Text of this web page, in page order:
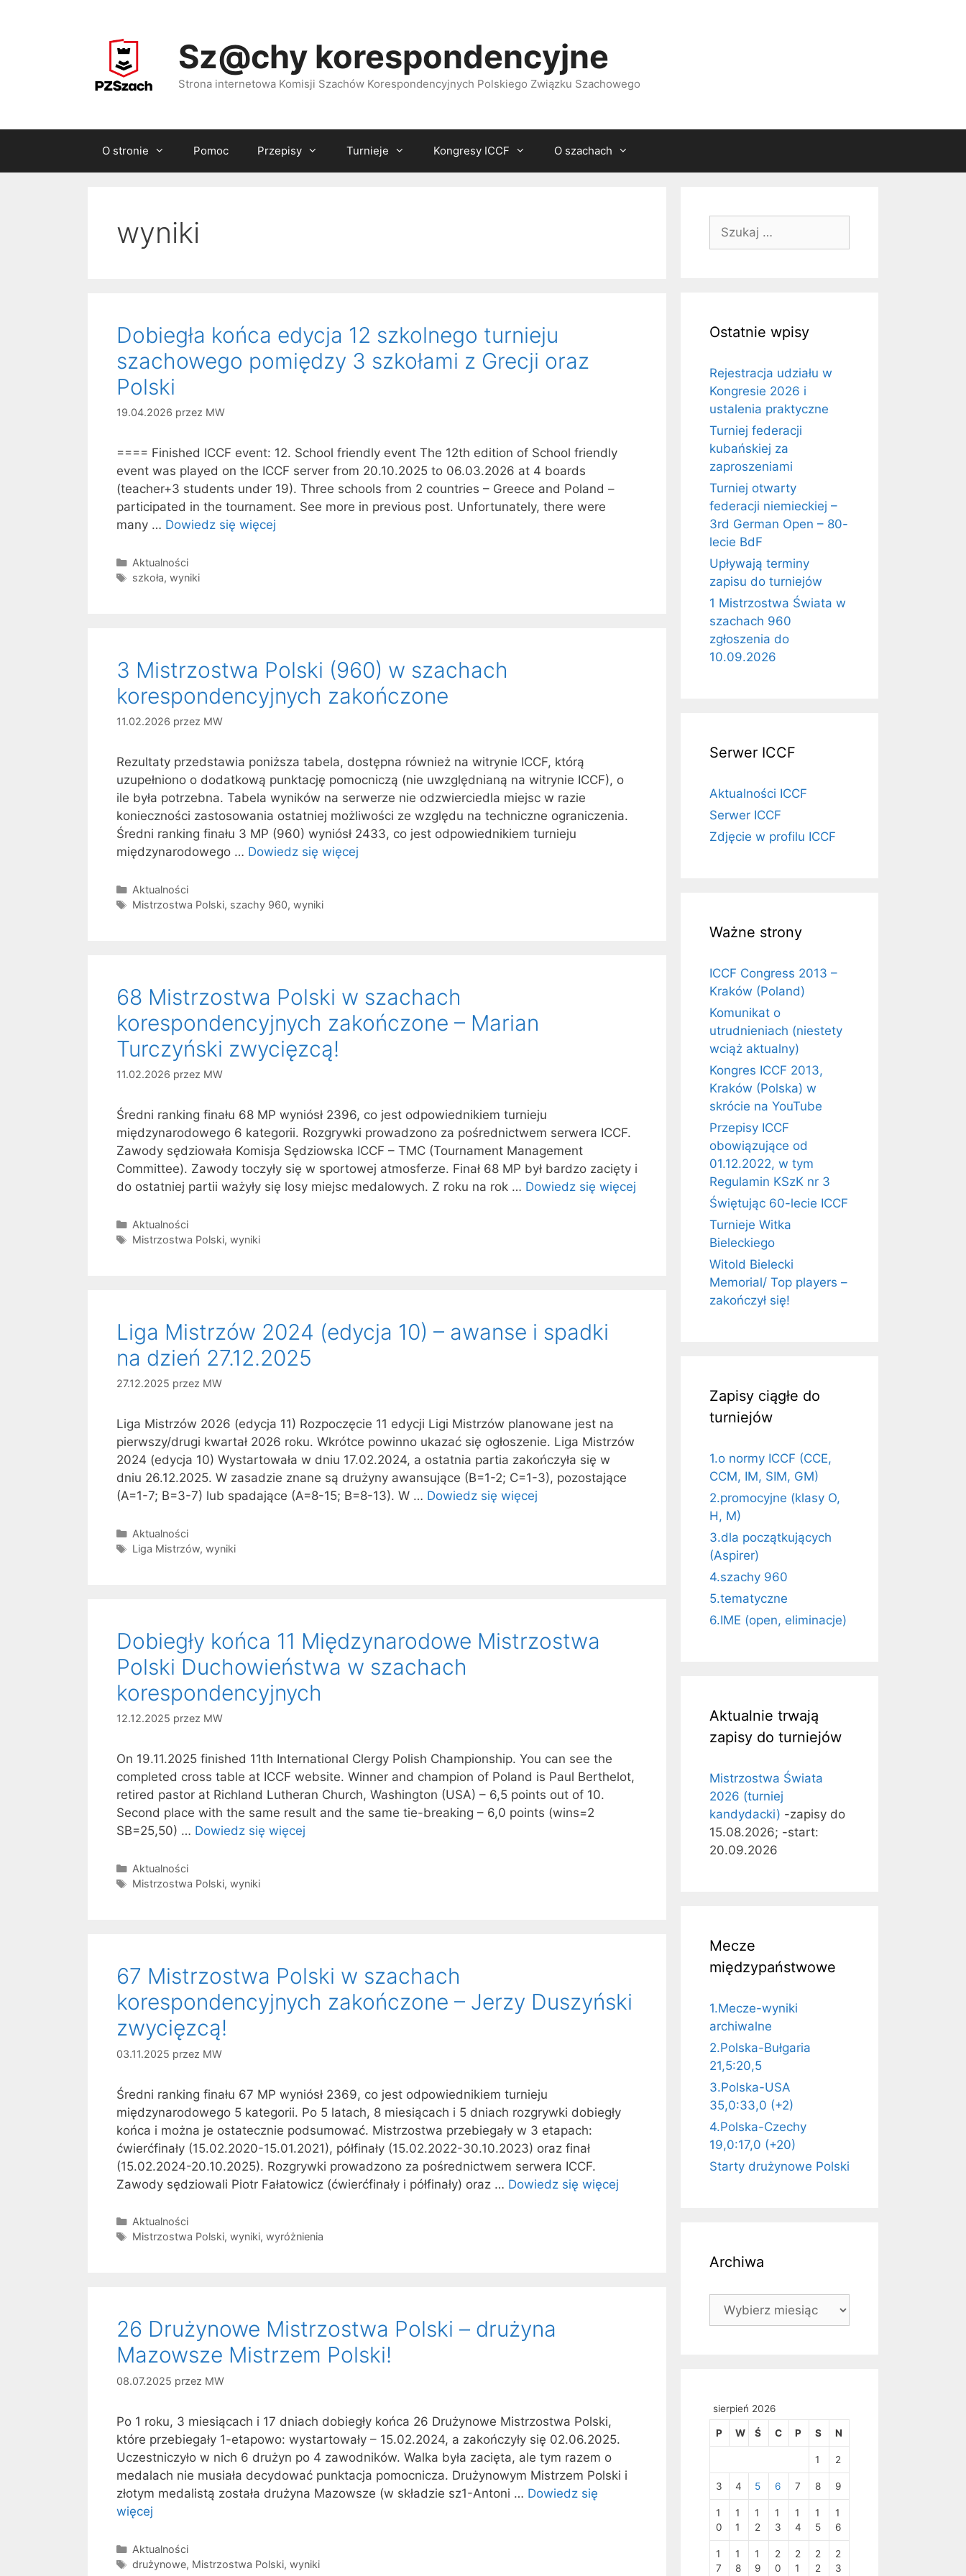
Sz@chy korespondencyjne
Strona internetowa Komisji Szachów Korespondencyjnych Polskiego Związku Szachowego
O stronie Pomoc Przepisy Turnieje Kongresy ICCF O szachach
wyniki
Dobiegła końca edycja 12 szkolnego turnieju
szachowego pomiędzy 3 szkołami z Grecji oraz
Polski
19.04.2026 przez MW
==== Finished ICCF event: 12. School friendly event The 12th edition of School friendly
event was played on the ICCF server from 20.10.2025 to 06.03.2026 at 4 boards
(teacher+3 students under 19). Three schools from 2 countries – Greece and Poland –
participated in the tournament. See more in previous post. Unfortunately, there were
many … Dowiedz się więcej
Kategorie
Aktualności
Tagi
szkoła, wyniki
3 Mistrzostwa Polski (960) w szachach
korespondencyjnych zakończone
11.02.2026 przez MW
Rezultaty przedstawia poniższa tabela, dostępna również na witrynie ICCF, którą
uzupełniono o dodatkową punktację pomocniczą (nie uwzględnianą na witrynie ICCF), o
ile była potrzebna. Tabela wyników na serwerze nie odzwierciedla miejsc w razie
konieczności zastosowania ostatniej możliwości ze względu na techniczne ograniczenia.
Średni ranking finału 3 MP (960) wyniósł 2433, co jest odpowiednikiem turnieju
międzynarodowego … Dowiedz się więcej
Kategorie
Aktualności
Tagi
Mistrzostwa Polski, szachy 960, wyniki
68 Mistrzostwa Polski w szachach
korespondencyjnych zakończone – Marian
Turczyński zwycięzcą!
11.02.2026 przez MW
Średni ranking finału 68 MP wyniósł 2396, co jest odpowiednikiem turnieju
międzynarodowego 6 kategorii. Rozgrywki prowadzono za pośrednictwem serwera ICCF.
Zawody sędziowała Komisja Sędziowska ICCF – TMC (Tournament Management
Committee). Zawody toczyły się w sportowej atmosferze. Finał 68 MP był bardzo zacięty i
do ostatniej partii ważyły się losy miejsc medalowych. Z roku na rok … Dowiedz się więcej
Kategorie
Aktualności
Tagi
Mistrzostwa Polski, wyniki
Liga Mistrzów 2024 (edycja 10) – awanse i spadki
na dzień 27.12.2025
27.12.2025 przez MW
Liga Mistrzów 2026 (edycja 11) Rozpoczęcie 11 edycji Ligi Mistrzów planowane jest na
pierwszy/drugi kwartał 2026 roku. Wkrótce powinno ukazać się ogłoszenie. Liga Mistrzów
2024 (edycja 10) Wystartowała w dniu 17.02.2024, a ostatnia partia zakończyła się w
dniu 26.12.2025. W zasadzie znane są drużyny awansujące (B=1-2; C=1-3), pozostające
(A=1-7; B=3-7) lub spadające (A=8-15; B=8-13). W … Dowiedz się więcej
Kategorie
Aktualności
Tagi
Liga Mistrzów, wyniki
Dobiegły końca 11 Międzynarodowe Mistrzostwa
Polski Duchowieństwa w szachach
korespondencyjnych
12.12.2025 przez MW
On 19.11.2025 finished 11th International Clergy Polish Championship. You can see the
completed cross table at ICCF website. Winner and champion of Poland is Paul Berthelot,
retired pastor at Richland Lutheran Church, Washington (USA) – 6,5 points out of 10.
Second place with the same result and the same tie-breaking – 6,0 points (wins=2
SB=25,50) … Dowiedz się więcej
Kategorie
Aktualności
Tagi
Mistrzostwa Polski, wyniki
67 Mistrzostwa Polski w szachach
korespondencyjnych zakończone – Jerzy Duszyński
zwycięzcą!
03.11.2025 przez MW
Średni ranking finału 67 MP wyniósł 2369, co jest odpowiednikiem turnieju
międzynarodowego 5 kategorii. Po 5 latach, 8 miesiącach i 5 dniach rozgrywki dobiegły
końca i można je ostatecznie podsumować. Mistrzostwa przebiegały w 3 etapach:
ćwierćfinały (15.02.2020-15.01.2021), półfinały (15.02.2022-30.10.2023) oraz finał
(15.02.2024-20.10.2025). Rozgrywki prowadzono za pośrednictwem serwera ICCF.
Zawody sędziowali Piotr Fałatowicz (ćwierćfinały i półfinały) oraz … Dowiedz się więcej
Kategorie
Aktualności
Tagi
Mistrzostwa Polski, wyniki, wyróżnienia
26 Drużynowe Mistrzostwa Polski – drużyna
Mazowsze Mistrzem Polski!
08.07.2025 przez MW
Po 1 roku, 3 miesiącach i 17 dniach dobiegły końca 26 Drużynowe Mistrzostwa Polski,
które przebiegały 1-etapowo: wystartowały – 15.02.2024, a zakończyły się 02.06.2025.
Uczestniczyło w nich 6 drużyn po 4 zawodników. Walka była zacięta, ale tym razem o
medalach nie musiała decydować punktacja pomocnicza. Drużynowym Mistrzem Polski i
złotym medalistą została drużyna Mazowsze (w składzie sz1-Antoni … Dowiedz się
więcej
Kategorie
Aktualności
Tagi
drużynowe, Mistrzostwa Polski, wyniki
Ostatnie wpisy
Rejestracja udziału w
Kongresie 2026 i
ustalenia praktyczne
Turniej federacji
kubańskiej za
zaproszeniami
Turniej otwarty
federacji niemieckiej –
3rd German Open – 80-
lecie BdF
Upływają terminy
zapisu do turniejów
1 Mistrzostwa Świata w
szachach 960
zgłoszenia do
10.09.2026
Serwer ICCF
Aktualności ICCF
Serwer ICCF
Zdjęcie w profilu ICCF
Ważne strony
ICCF Congress 2013 –
Kraków (Poland)
Komunikat o
utrudnieniach (niestety
wciąż aktualny)
Kongres ICCF 2013,
Kraków (Polska) w
skrócie na YouTube
Przepisy ICCF
obowiązujące od
01.12.2022, w tym
Regulamin KSzK nr 3
Świętując 60-lecie ICCF
Turnieje Witka
Bieleckiego
Witold Bielecki
Memorial/ Top players –
zakończył się!
Zapisy ciągłe do
turniejów
1.o normy ICCF (CCE,
CCM, IM, SIM, GM)
2.promocyjne (klasy O,
H, M)
3.dla początkujących
(Aspirer)
4.szachy 960
5.tematyczne
6.IME (open, eliminacje)
Aktualnie trwają
zapisy do turniejów
Mistrzostwa Świata
2026 (turniej
kandydacki) -zapisy do
15.08.2026; -start:
20.09.2026
Mecze
międzypaństwowe
1.Mecze-wyniki
archiwalne
2.Polska-Bułgaria
21,5:20,5
3.Polska-USA
35,0:33,0 (+2)
4.Polska-Czechy
19,0:17,0 (+20)
Starty drużynowe Polski
Archiwa
Archiwa
sierpień 2026
P W Ś C P S N
1 2
3 4 5 6 7 8 9
1
0
1
1
1
2
1
3
1
4
1
5
1
6
1
7
1
8
1
9
2
0
2
1
2
2
2
3